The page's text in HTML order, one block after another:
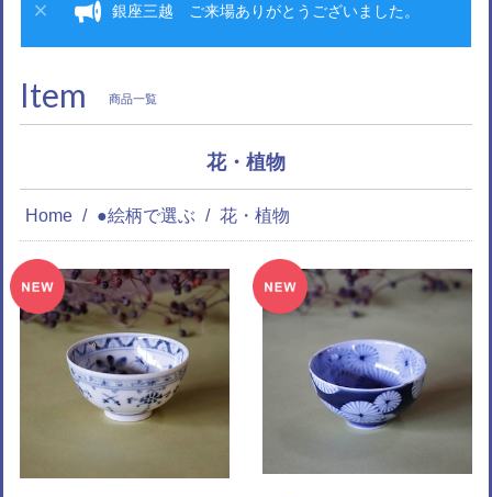
銀座三越 ご来場ありがとうございました。
Item 商品一覧
花・植物
Home ●絵柄で選ぶ 花・植物